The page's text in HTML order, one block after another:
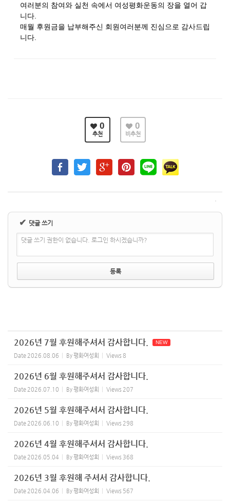
여러분의 참여와 실천 속에서 여성평화운동의 장을 열어 갑
니다
매월 후원금을 납부해주신 회원여러분께 진심으로 감사드립
니다
0
추천
0
비추천
✔ 댓글 쓰기
댓글 쓰기 권한이 없습니다. 로그인 하시겠습니까?
2026년 7월 후원해주셔서 감사합니다. NEW
Date 2026.08.06 By평화여성회 Views 8
2026년 6월 후원해주셔서 감사합니다.
Date 2026.07.10 By평화여성회 Views 207
2026년 5월 후원해주셔서 감사합니다.
Date 2026.06.10 By평화여성회 Views 298
2026년 4월 후원해주셔서 감사합니다.
Date 2026.05.04 By평화여성회 Views 368
2026년 3월 후원해 주셔서 감사합니다.
Date 2026.04.06 By평화여성회 Views 567